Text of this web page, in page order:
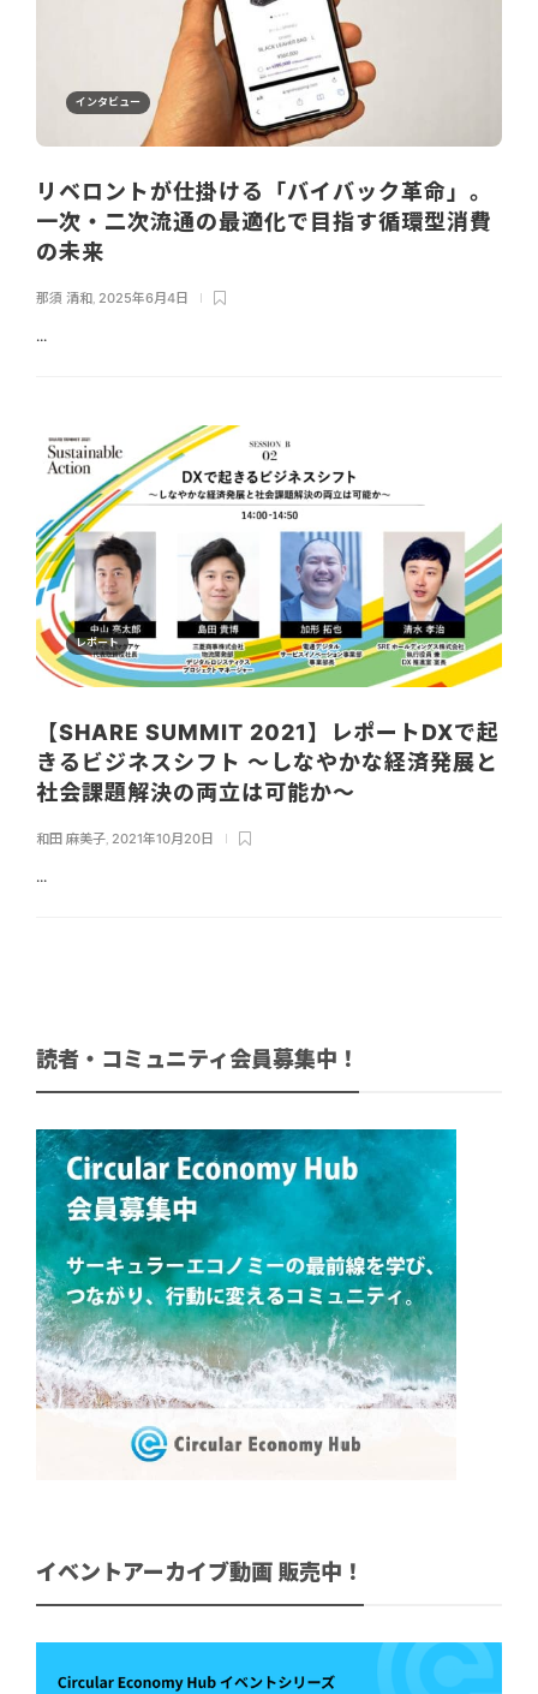
インタビュー
リベロントが仕掛ける「バイバック革命」。
一次・二次流通の最適化で目指す循環型消費
の未来
那須 清和, 2025年6月4日
...
レポート
【SHARE SUMMIT 2021】レポートDXで起
きるビジネスシフト 〜しなやかな経済発展と
社会課題解決の両立は可能か〜
和田 麻美子, 2021年10月20日
...
読者・コミュニティ会員募集中！
イベントアーカイブ動画 販売中！